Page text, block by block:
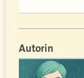
Autorin